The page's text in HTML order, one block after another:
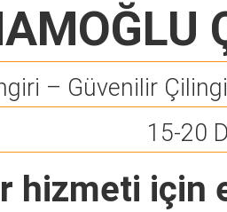
– Güvenilir
15-20
hizmeti için